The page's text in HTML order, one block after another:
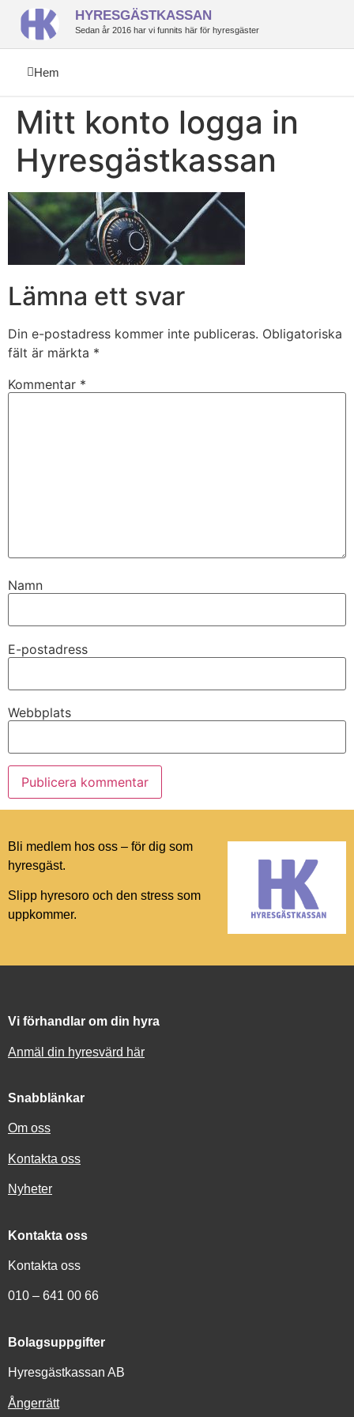
HYRESGÄSTKASSAN
Sedan år 2016 har vi funnits här för hyresgäster
Hem
Mitt konto logga in
Hyresgästkassan
Lämna ett svar
Din e-postadress kommer inte publiceras. Obligatoriska
fält är märkta *
Kommentar *
Namn
E-postadress
Webbplats
Bli medlem hos oss – för dig som
hyresgäst.
Slipp hyresoro och den stress som
uppkommer.
Vi förhandlar om din hyra
Anmäl din hyresvärd här
Snabblänkar
Om oss
Kontakta oss
Nyheter
Kontakta oss
Kontakta oss
010 – 641 00 66
Bolagsuppgifter
Hyresgästkassan AB
Ångerrätt